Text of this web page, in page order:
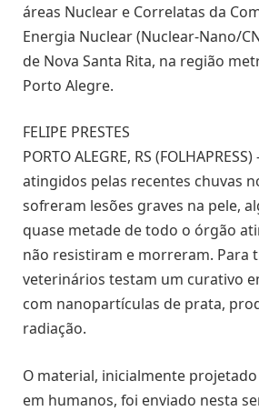
áreas Nuclear e Correlatas da
Energia Nuclear (Nuclear-Nano/
de Nova Santa Rita, na região
Porto Alegre.
FELIPE PRESTES
PORTO ALEGRE, RS
atingidos pelas recentes chuvas
sofreram lesões graves na pele,
quase metade de todo o órgão
não resistiram e morreram. Para
veterinários testam um curativo
com nanopartículas de prata,
radiação.
O material, inicialmente
em humanos, foi enviado nesta